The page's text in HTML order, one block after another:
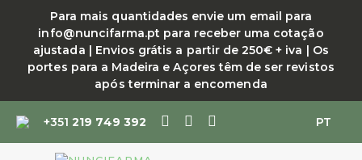
conteúdo
Para mais quantidades envie um email para
info@nuncifarma.pt para receber uma cotação
ajustada | Envios grátis a partir de 250€ + iva | Os
portes para a Madeira e Açores têm de ser revistos
após terminar a encomenda
+351219 749 392 PT